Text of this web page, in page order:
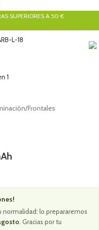
SUPERIORES A 50 €
/Frontales
normalidad: lo prepararemos
. Gracias por tu